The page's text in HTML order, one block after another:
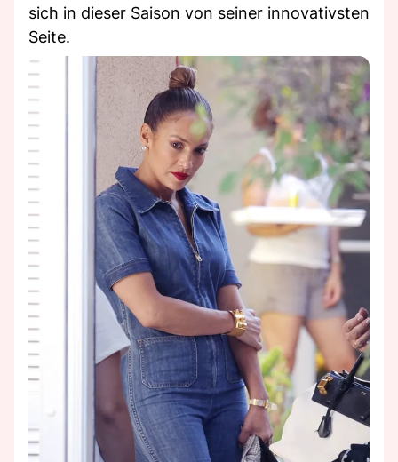
sich in dieser Saison von seiner innovativsten
Seite.